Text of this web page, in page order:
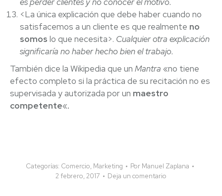
<La única explicación que debe haber cuando no
satisfacemos a un cliente es que realmente no
somos lo que necesita>. Cualquier otra explicación
significaría no haber hecho bien el trabajo.
También dice la Wikipedia que un Mantra «no tiene
efecto completo si la práctica de su recitación no es
supervisada y autorizada por un maestro
competente«.
Categorías: Comercio, Marketing Por Manuel Zaplana
2 febrero, 2017
Deja un comentario